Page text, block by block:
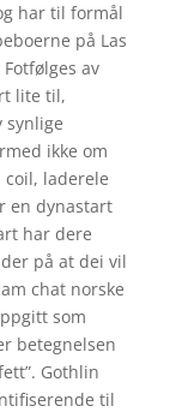
har til formål
på Las
av
lite til,
synlige
ikke om
laderele
en dynastart
har dere
på at dei vil
chat norske
som
betegnelsen
Gothlin
til